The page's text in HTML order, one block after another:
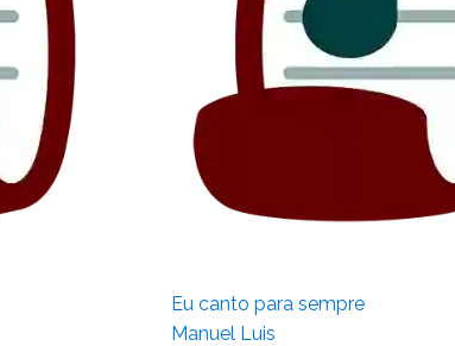
Eu canto para sempre
Manuel Luis